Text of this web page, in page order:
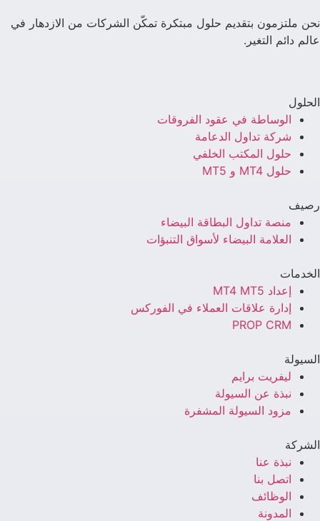
نحن ملتزمون بتقديم حلول مبتكرة تمكّن الشركات من الازدهار في
عالم دائم التغير.
الحلول
الوساطة في عقود الفروقات
شركة تداول الدعامة
حلول المكتب الخلفي
حلول MT4 و MT5
رصيف
منصة تداول البطاقة البيضاء
العلامة البيضاء لأسواق التنبؤات
الخدمات
إعداد MT4 MT5
إدارة علاقات العملاء في الفوركس
PROP CRM
السيولة
ليفريت برايم
نبذة عن السيولة
مزود السيولة المشفرة
الشركة
نبذة عنا
اتصل بنا
الوظائف
المدونة